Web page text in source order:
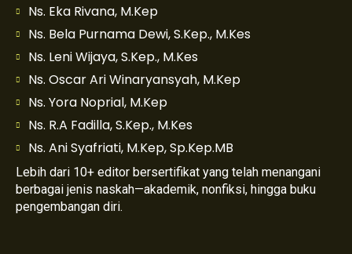
Ns. Eka Rivana, M.Kep
Ns. Bela Purnama Dewi, S.Kep., M.Kes
Ns. Leni Wijaya, S.Kep., M.Kes
Ns. Oscar Ari Winaryansyah, M.Kep
Ns. Yora Noprial, M.Kep
Ns. R.A Fadilla, S.Kep., M.Kes
Ns. Ani Syafriati, M.Kep, Sp.Kep.MB
Lebih dari 10+ editor bersertifikat yang telah menangani
berbagai jenis naskah—akademik, nonfiksi, hingga buku
pengembangan diri.